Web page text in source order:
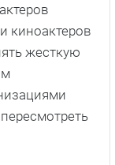
киноактеров
жесткую